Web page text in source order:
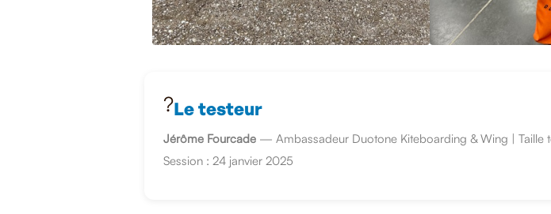
?Le testeur
Jérôme Fourcade — Ambassadeur Duotone Kiteboarding & Wing | Taille
Session : 24 janvier 2025